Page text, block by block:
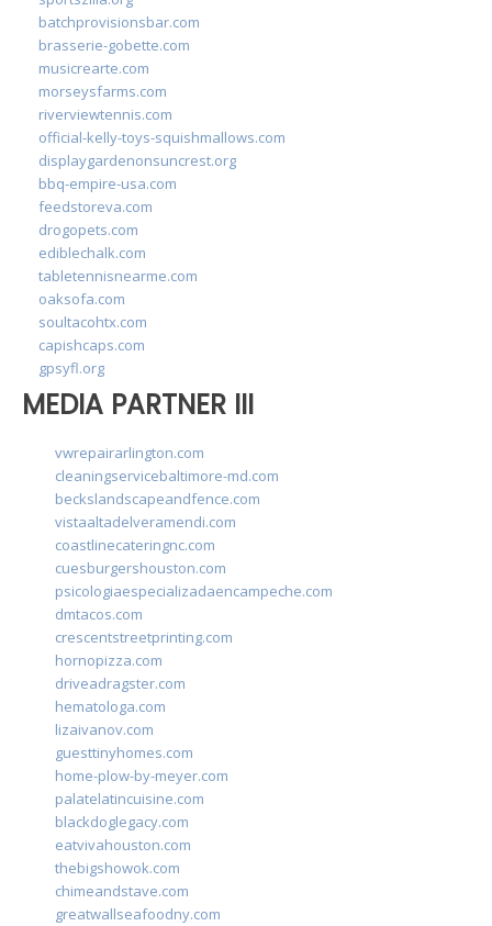
batchprovisionsbar.com
brasserie-gobette.com
musicrearte.com
morseysfarms.com
riverviewtennis.com
official-kelly-toys-squishmallows.com
displaygardenonsuncrest.org
bbq-empire-usa.com
feedstoreva.com
drogopets.com
ediblechalk.com
tabletennisnearme.com
oaksofa.com
soultacohtx.com
capishcaps.com
gpsyfl.org
MEDIA PARTNER III
vwrepairarlington.com
cleaningservicebaltimore-md.com
beckslandscapeandfence.com
vistaaltadelveramendi.com
coastlinecateringnc.com
cuesburgershouston.com
psicologiaespecializadaencampeche.com
dmtacos.com
crescentstreetprinting.com
hornopizza.com
driveadragster.com
hematologa.com
lizaivanov.com
guesttinyhomes.com
home-plow-by-meyer.com
palatelatincuisine.com
blackdoglegacy.com
eatvivahouston.com
thebigshowok.com
chimeandstave.com
greatwallseafoodny.com